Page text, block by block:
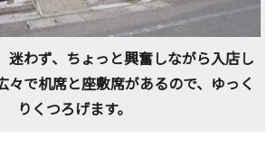
迷わず、ちょっと興奮しながら入店し
々で机席と座敷席があるので、ゆっく
りくつろげます。